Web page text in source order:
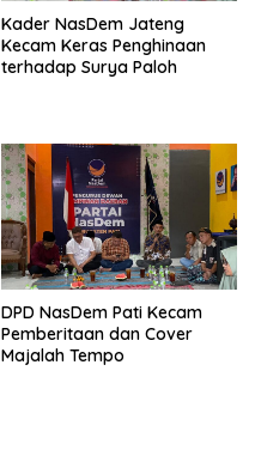
Kader NasDem Jateng
Kecam Keras Penghinaan
terhadap Surya Paloh
DPD NasDem Pati Kecam
Pemberitaan dan Cover
Majalah Tempo